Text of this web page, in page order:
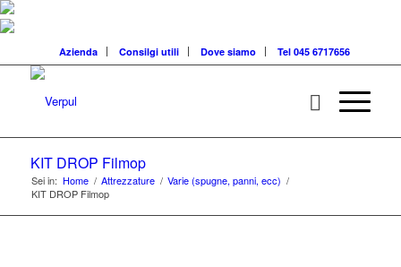
Azienda Consilgi utili Dove siamo Tel 045 6717656
KIT DROP Filmop
Sei in: Home / Attrezzature / Varie (spugne, panni, ecc) /
KIT DROP Filmop